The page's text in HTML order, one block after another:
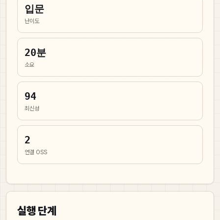
입문
난이도
20분
소요
94
최신성
2
연결 OSS
실행 단계